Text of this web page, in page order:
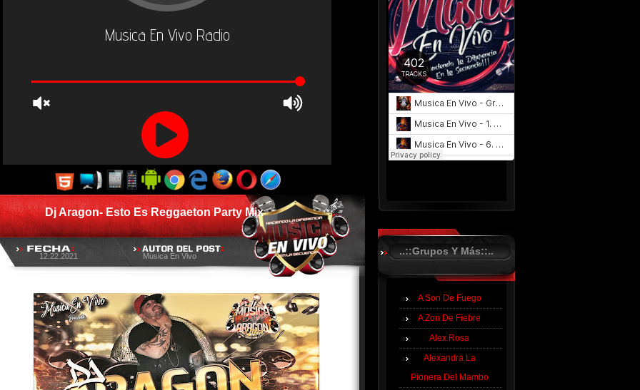
Dj Aragon- Esto Es Reggaeton Party Mix
12.22.2021 Musica En Vivo ..::Grupos Y Más::..
A Son De Fuego
A Zon De Fiebre
Alex Rosa
Alexandra La
Pionera Del Mambo